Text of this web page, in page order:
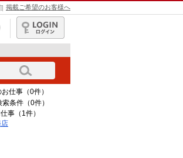
掲載ご希望のお客様へ
ログイン
仕事（0件）
条件（0件）
事（1件）